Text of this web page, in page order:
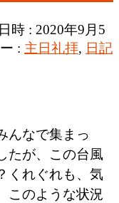
時 : 2020年9月5
: 主日礼拝, 日記
んなで集まっ
たが、この台風
くれぐれも、気
このような状況